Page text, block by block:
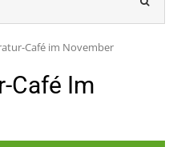
Café im November
Café Im